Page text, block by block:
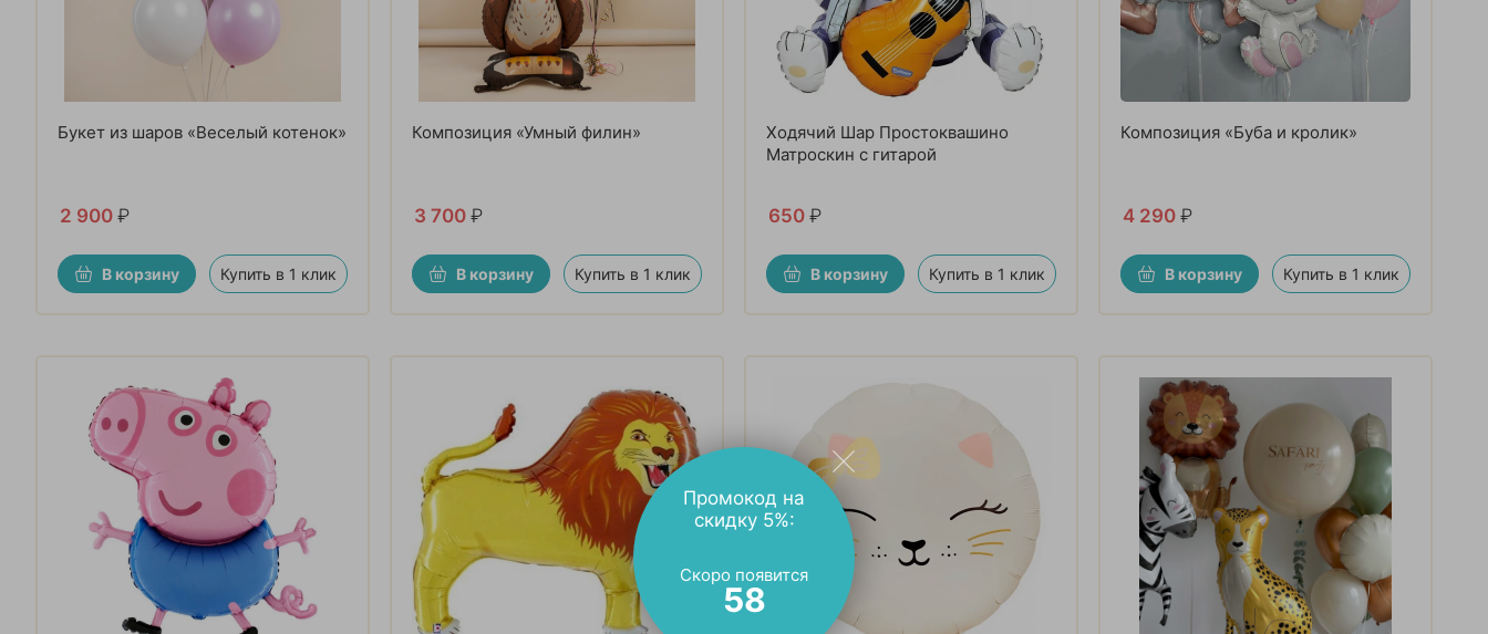
Букет из шаров «Веселый котенок»
2 900 ₽
В корзину Купить в 1 клик
Композиция «Умный филин»
3 700 ₽
В корзину Купить в 1 клик
Ходячий Шар Простоквашино
Матроскин с гитарой
650 ₽
В корзину Купить в 1 клик
Композиция «Буба и кролик»
4 290 ₽
В корзину Купить в 1 клик
Промокод на
скидку 5%:
Скоро появится
57